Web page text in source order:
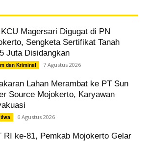
Magersari Digugat di PN
Sengketa Sertifikat Tanah
Juta Disidangkan
dan Kriminal 7 Agustus 2026
Lahan Merambat ke PT Sun
Source Mojokerto, Karyawan
6 Agustus 2026
RI ke-81, Pemkab Mojokerto Gelar